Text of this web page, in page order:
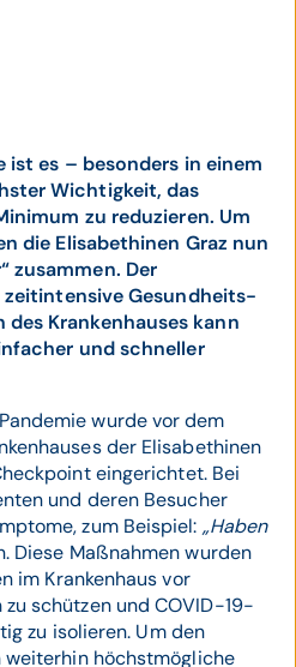
ist es – besonders in einem
Wichtigkeit, das
zu reduzieren. Um
die Elisabethinen Graz nun
zusammen. Der
Gesundheits-
Krankenhauses kann
und schneller
wurde vor dem
der Elisabethinen
eingerichtet. Bei
und deren Besucher
zum Beispiel: „Haben
Diese Maßnahmen wurden
im Krankenhaus vor
schützen und COVID-19-
zu isolieren. Um den
weiterhin höchstmögliche